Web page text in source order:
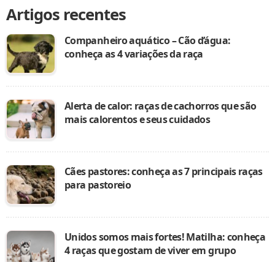
Artigos recentes
Companheiro aquático – Cão d’água:
conheça as 4 variações da raça
Alerta de calor: raças de cachorros que são
mais calorentos e seus cuidados
Cães pastores: conheça as 7 principais raças
para pastoreio
Unidos somos mais fortes! Matilha: conheça
4 raças que gostam de viver em grupo